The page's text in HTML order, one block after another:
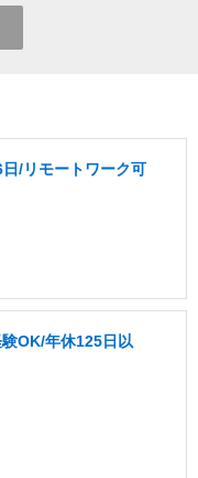
日/リモートワーク可
OK/年休125日以